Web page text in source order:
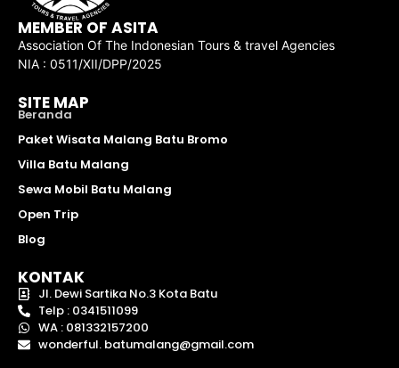
MEMBER OF ASITA
Association Of The Indonesian Tours & travel Agencies
NIA : 0511/XII/DPP/2025
SITE MAP
Beranda
Paket Wisata Malang Batu Bromo
Villa Batu Malang
Sewa Mobil Batu Malang
Open Trip
Blog
KONTAK
Jl. Dewi Sartika No.3 Kota Batu
Telp : 0341511099
WA : 081332157200
wonderful. batumalang@gmail.com